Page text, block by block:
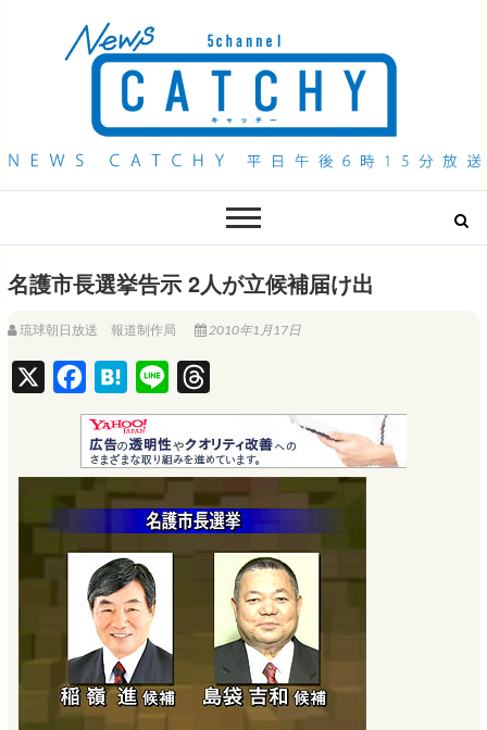
QAB NEWS Headline
名護市長選挙告示 2人が立候補届け出
琉球朝日放送 報道制作局 2010年1月17日
a
c
e
b
o
o
k
H
a
t
e
n
a
i
n
e
h
r
e
a
d